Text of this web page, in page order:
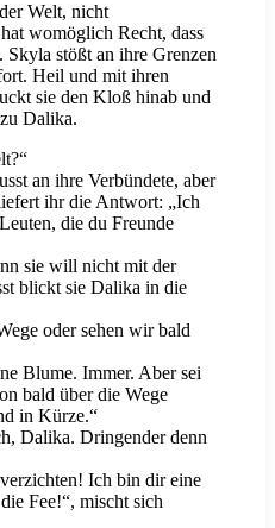
Welt, nicht
womöglich Recht, dass
stößt an ihre Grenzen
Heil und mit ihren
sie den Kloß hinab und
Dalika.
an ihre Verbündete, aber
ihr die Antwort: „Ich
die du Freunde
sie will nicht mit der
blickt sie Dalika in die
oder sehen wir bald
Blume. Immer. Aber sei
bald über die Wege
in Kürze.“
Dalika. Dringender denn
Ich bin dir eine
Fee!“, mischt sich